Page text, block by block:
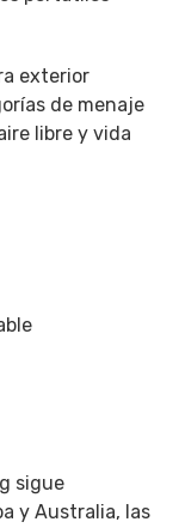
exterior
de menaje
libre y vida
sigue
y Australia, las